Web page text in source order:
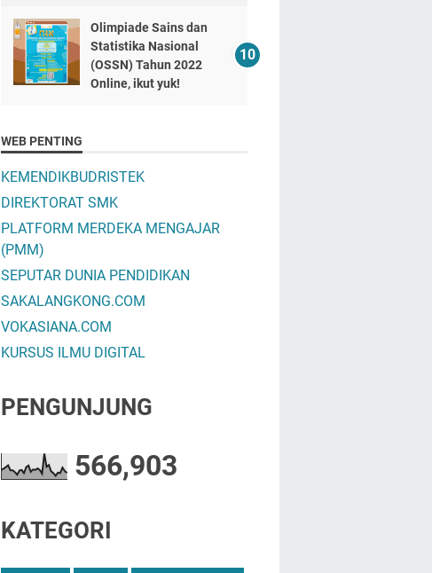
Olimpiade Sains dan
Statistika Nasional
(OSSN) Tahun 2022
Online, ikut yuk!
WEB PENTING
KEMENDIKBUDRISTEK
DIREKTORAT SMK
PLATFORM MERDEKA MENGAJAR
(PMM)
SEPUTAR DUNIA PENDIDIKAN
SAKALANGKONG.COM
VOKASIANA.COM
KURSUS ILMU DIGITAL
PENGUNJUNG
566,903
KATEGORI